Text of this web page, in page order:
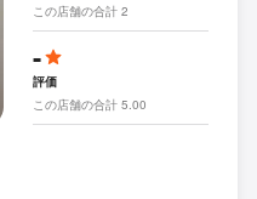
この店舗の合計 2
-
評価
この店舗の合計 5.00